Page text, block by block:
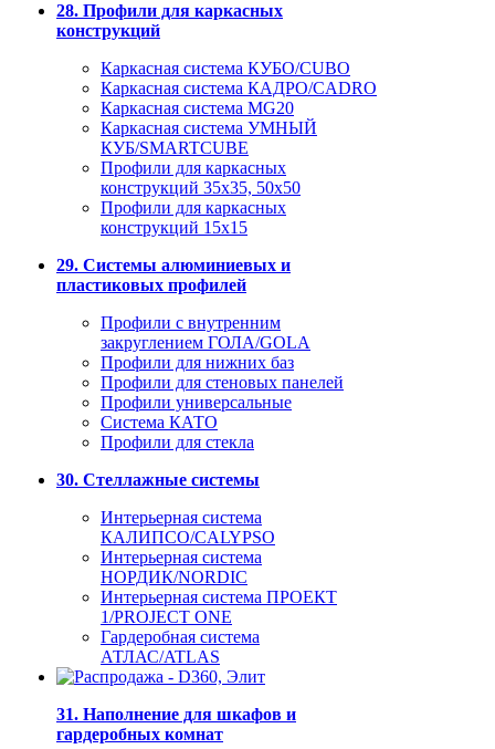
28. Профили для каркасных
конструкций
Каркасная система КУБО/CUBO
Каркасная система КАДРО/CADRO
Каркасная система MG20
Каркасная система УМНЫЙ
КУБ/SMARTCUBE
Профили для каркасных
конструкций 35x35, 50x50
Профили для каркасных
конструкций 15х15
29. Системы алюминиевых и
пластиковых профилей
Профили с внутренним
закруглением ГОЛА/GOLA
Профили для нижних баз
Профили для стеновых панелей
Профили универсальные
Система КАТО
Профили для стекла
30. Стеллажные системы
Интерьерная система
КАЛИПСО/CALYPSO
Интерьерная система
НОРДИК/NORDIC
Интерьерная система ПРОЕКТ
1/PROJECT ONE
Гардеробная система
АТЛАС/ATLAS
31. Наполнение для шкафов и
гардеробных комнат